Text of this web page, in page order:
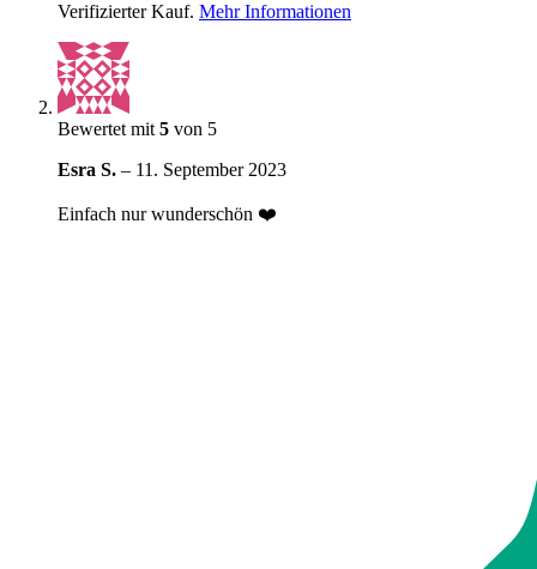
Verifizierter Kauf. Mehr Informationen
Bewertet mit 5 von 5
Esra S. – 11. September 2023
Einfach nur wunderschön ❤️